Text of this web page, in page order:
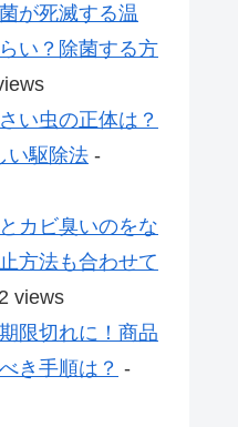
が死滅する温
い？除菌する方
い虫の正体は？
い駆除法 -
カビ臭いのをな
方法も合わせて
views
限切れに！商品
き手順は？ -